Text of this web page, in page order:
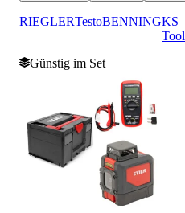
RIEGLERTestoBENNINGKS
Günstig im Set